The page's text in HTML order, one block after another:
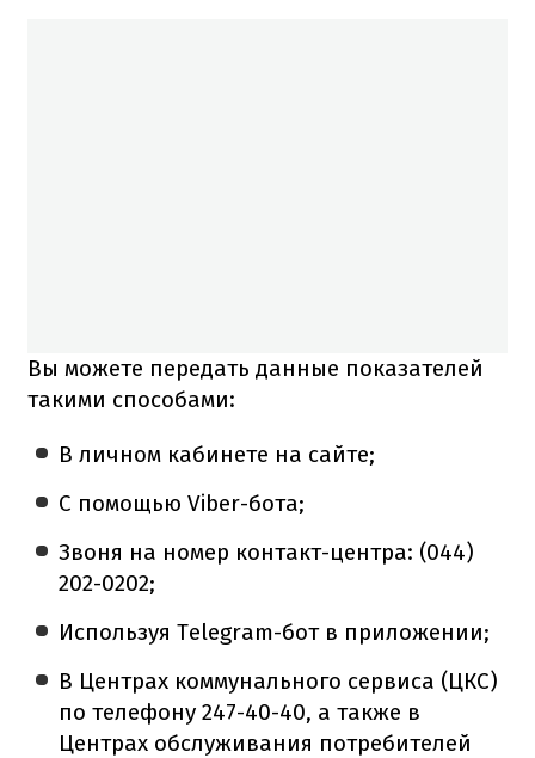
Вы можете передать данные показателей
такими способами:
В личном кабинете на сайте;
С помощью Viber-бота;
Звоня на номер контакт-центра: (044)
202-0202;
Используя Telegram-бот в приложении;
В Центрах коммунального сервиса (ЦКС)
по телефону 247-40-40, а также в
Центрах обслуживания потребителей